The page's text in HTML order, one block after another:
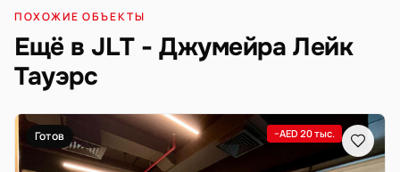
ПОХОЖИЕ ОБЪЕКТЫ
Ещё в JLT - Джумейра Лейк
Тауэрс
Готов −AED 20 тыс.